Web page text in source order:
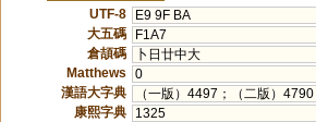
UTF-8
E9 9F BA
大五碼
F1A7
倉頡碼
卜日廿中大
Matthews
0
漢語大字典
（一版）4497；（二版）4790
康熙字典
1325